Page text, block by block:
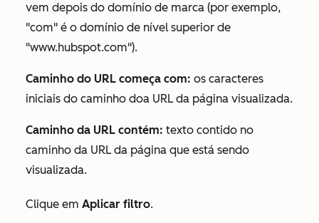
vem depois do domínio de marca (por exemplo,
"com" é o domínio de nível superior de
"www.hubspot.com").
Caminho do URL começa com: os caracteres
iniciais do caminho doa URL da página visualizada.
Caminho da URL contém: texto contido no
caminho da URL da página que está sendo
visualizada.
Clique em Aplicar filtro.